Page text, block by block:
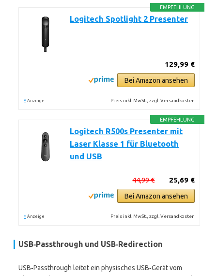
EMPFEHLUNG
Logitech Spotlight 2 Presenter
129,99 €
Bei Amazon ansehen
* Anzeige Preis inkl. MwSt., zzgl. Versandkosten
EMPFEHLUNG
Logitech R500s Presenter mit
Laser Klasse 1 für Bluetooth
und USB
25,69 €
44,99 €
Bei Amazon ansehen
* Anzeige Preis inkl. MwSt., zzgl. Versandkosten
USB‑Passthrough und USB‑Redirection
USB‑Passthrough leitet ein physisches USB‑Gerät vom